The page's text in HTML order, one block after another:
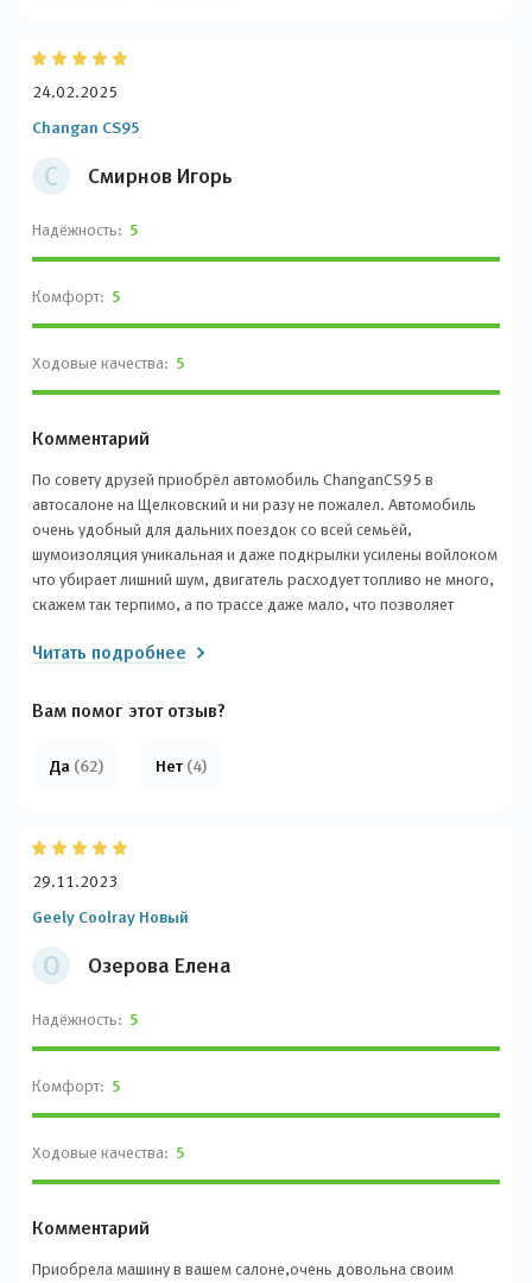
С Смирнов Игорь
Changan CS95
24.02.2025
Надёжность: 5
Комфорт: 5
Ходовые качества: 5
Комментарий
По совету друзей приобрёл автомобиль ChanganCS95 в
автосалоне на Щелковский и ни разу не пожалел. Автомобиль
очень удобный для дальних поездок со всей семьёй,
шумоизоляция уникальная и даже подкрылки усилены войлоком
что убирает лишний шум, двигатель расходует топливо не много,
скажем так терпимо, а по трассе даже мало, что позволяет
практически ничего не менял, только расходники, и хотя народ
нравится.
Читать подробнее
Вам помог этот отзыв?
Да (62) Нет (4)
О Озерова Елена
Geely Coolray Новый
29.11.2023
Надёжность: 5
Комфорт: 5
Ходовые качества: 5
Комментарий
Приобрела машину в вашем салоне,очень довольна своим